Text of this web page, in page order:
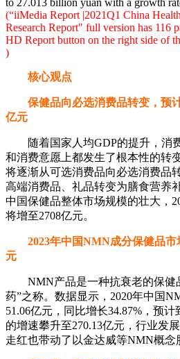
to 27.013 billion yuan with a growth
(“iiMedia Report |2021Q1 China
Research Report" full version has 116
HD Report button on the right side of
)
核心观点
保健品向必选消费品转变，预
亿元
随着国家人均GDP的提升，消
和消费意愿上都发生了根本性的转
将逐渐从可选消费品向必选消费品
高端消费品、礼品转变为膳食营养
中国保健品整体市场规模的壮大，
将增至2708亿元。
2023年中国NMN成分保健品市
元
NMN产品是一种抗衰老的保健
药”之称。数据显示，2020年中国
51.06亿元，同比增长34.87%，预计
的增速攀升至270.13亿元，行业发
走红也带动了以金达威等NMN概念